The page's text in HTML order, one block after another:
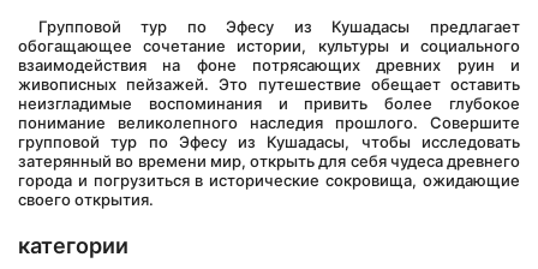
обогащающее сочетание истории, культуры и социального
взаимодействия на фоне потрясающих древних руин и
живописных пейзажей. Это путешествие обещает оставить
неизгладимые воспоминания и привить более глубокое
понимание великолепного наследия прошлого. Совершите
групповой тур по Эфесу из Кушадасы, чтобы исследовать
затерянный во времени мир, открыть для себя чудеса древнего
города и погрузиться в исторические сокровища, ожидающие
своего открытия.
категории